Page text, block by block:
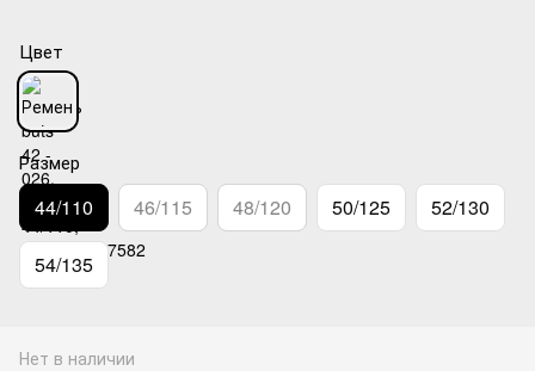
Цвет
Размер
44/110 46/115 48/120 50/125 52/130
54/135
Нет в наличии